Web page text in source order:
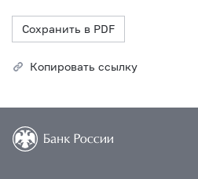
Сохранить в PDF
Копировать ссылку